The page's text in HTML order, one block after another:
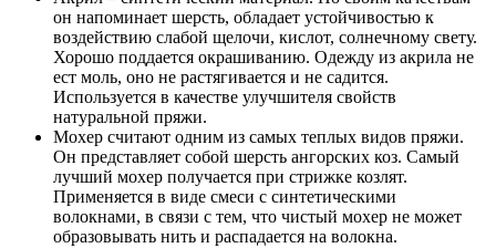
он напоминает шерсть, обладает устойчивостью к
воздействию слабой щелочи, кислот, солнечному свету.
Хорошо поддается окрашиванию. Одежду из акрила не
ест моль, оно не растягивается и не садится.
Используется в качестве улучшителя свойств
натуральной пряжи.
Мохер считают одним из самых теплых видов пряжи.
Он представляет собой шерсть ангорских коз. Самый
лучший мохер получается при стрижке козлят.
Применяется в виде смеси с синтетическими
волокнами, в связи с тем, что чистый мохер не может
образовывать нить и распадается на волокна.